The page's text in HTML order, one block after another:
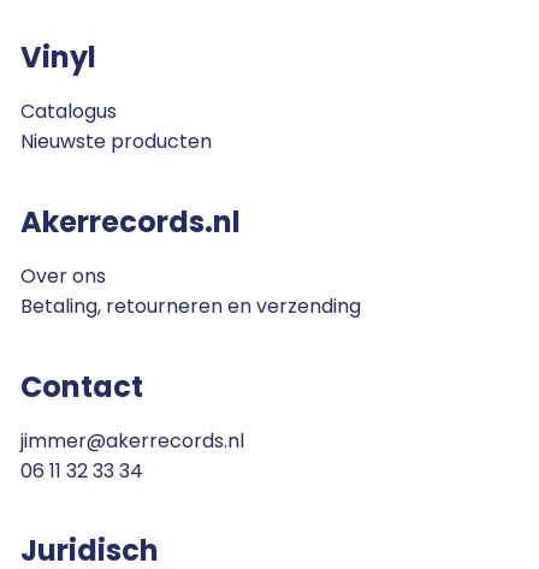
Vinyl
Catalogus
Nieuwste producten
Akerrecords.nl
Over ons
Betaling, retourneren en verzending
Contact
jimmer@akerrecords.nl
06 11 32 33 34
Juridisch